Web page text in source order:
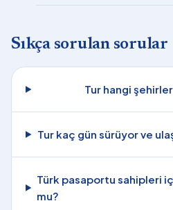
Sıkça sorulan sorular
Tur hangi
Tur kaç gün sürüyor ve
Türk pasaportu sahipleri
mu?